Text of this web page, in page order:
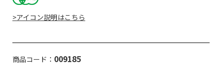
>アイコン説明はこちら
商品コード： 009185